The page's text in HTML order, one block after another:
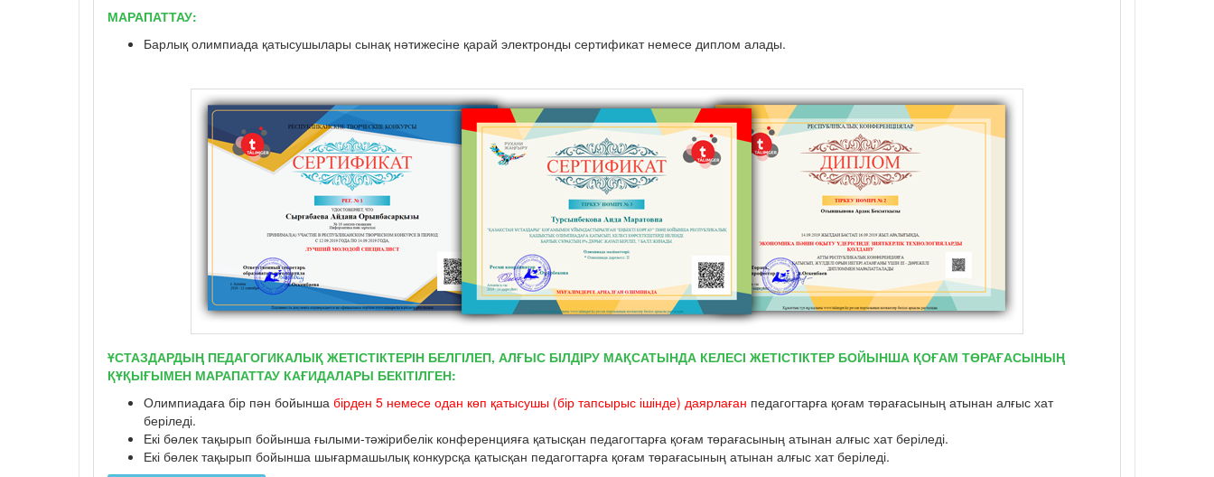
МАРАПАТТАУ:
Барлық олимпиада қатысушылары сынақ нәтижесіне қарай электронды сертификат немесе диплом алады.
ҰСТАЗДАРДЫҢ ПЕДАГОГИКАЛЫҚ ЖЕТІСТІКТЕРІН БЕЛГІЛЕП, АЛҒЫС БІЛДІРУ МАҚСАТЫНДА КЕЛЕСІ ЖЕТІСТІКТЕР БОЙЫНША ҚОҒАМ ТӨРАҒАСЫНЫҢ
ҚҰҚЫҒЫМЕН МАРАПАТТАУ КАҒИДАЛАРЫ БЕКІТІЛГЕН:
Олимпиадаға бір пән бойынша бірден 5 немесе одан көп қатысушы (бір тапсырыс ішінде) даярлаған педагогтарға қоғам төрағасының атынан алғыс хат
беріледі.
Екі бөлек тақырып бойынша ғылыми-тәжірибелік конференцияға қатысқан педагогтарға қоғам төрағасының атынан алғыс хат беріледі.
Екі бөлек тақырып бойынша шығармашылық конкурсқа қатысқан педагогтарға қоғам төрағасының атынан алғыс хат беріледі.